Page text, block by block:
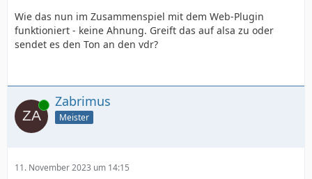
Wie das nun im Zusammenspiel mit dem Web-Plugin
funktioniert - keine Ahnung. Greift das auf alsa zu oder
sendet es den Ton an den vdr?
Online Zabrimus
Meister
11. November 2023 um 14:15